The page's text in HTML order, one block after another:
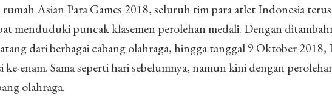
rumah Asian Para Games 2018, seluruh tim para atlet Indonesia terus
menduduki puncak klasemen perolehan medali. Dengan
dari berbagai cabang olahraga, hingga tanggal 9 Oktober 2018,
enam. Sama seperti hari sebelumnya, namun kini dengan
olahraga.